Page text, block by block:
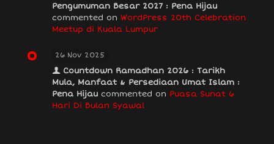
Pengumuman Besar 2027 : Pena Hijau
commented on WordPress 20th Celebration
Meetup di Kuala Lumpur
26 Nov 2025
Countdown Ramadhan 2026 : Tarikh
Mula, Manfaat & Persediaan Umat Islam :
Pena Hijau commented on Puasa Sunat 6
Hari Di Bulan Syawal